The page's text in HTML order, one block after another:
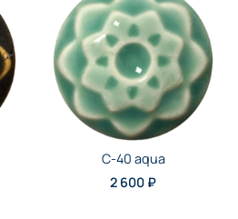
C-40 aqua
2 600 ₽